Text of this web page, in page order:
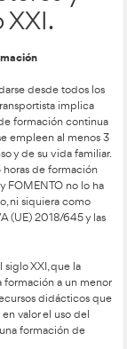
Docentes CAP.
CCAA y la
de
de residencia.